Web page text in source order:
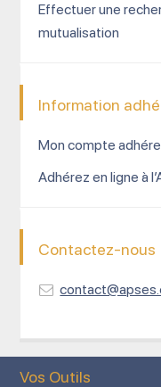
Effectuer une
mutualisation
Information
Mon compte
Adhérez en ligne à
Contactez-nous
Vos Outils